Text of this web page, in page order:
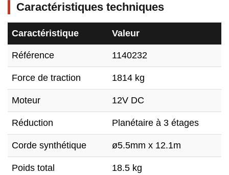
Caractéristiques techniques
Caractéristique Valeur
Référence 1140232
Force de traction 1814 kg
Moteur 12V DC
Réduction Planétaire à 3 étages
Corde synthétique ø5.5mm x 12.1m
Poids total 18.5 kg